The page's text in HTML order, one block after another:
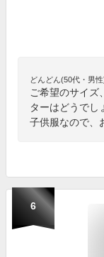
どんどん(50代・男性
ご希望のサイズ
ターはどうでし
子供服なので、
6